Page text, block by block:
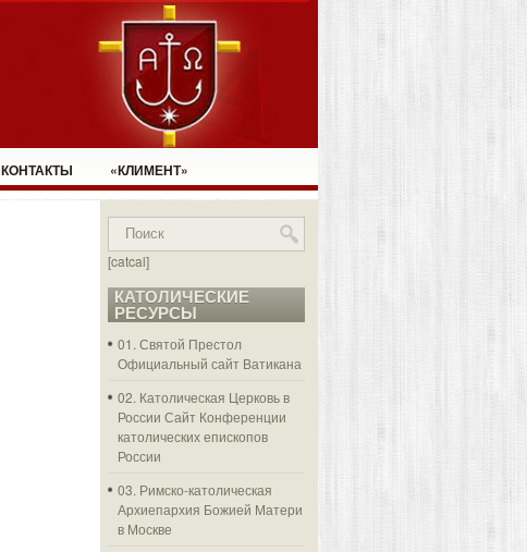
КОНТАКТЫ «КЛИМЕНТ»
[catcal]
КАТОЛИЧЕСКИЕ
РЕСУРСЫ
01. Святой Престол
Официальный сайт Ватикана
02. Католическая Церковь в
России Сайт Конференции
католических епископов
России
03. Римско-католическая
Архиепархия Божией Матери
в Москве